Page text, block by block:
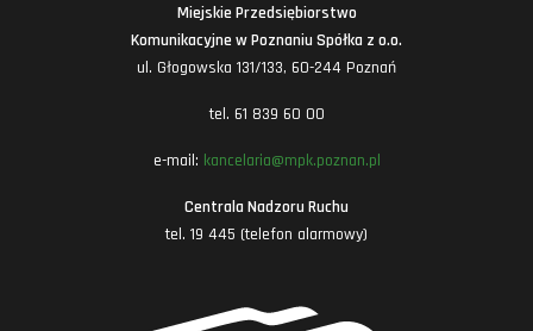
Miejskie Przedsiębiorstwo
Komunikacyjne w Poznaniu Spółka z o.o.
ul. Głogowska 131/133, 60-244 Poznań
tel. 61 839 60 00
e-mail: kancelaria@mpk.poznan.pl
Centrala Nadzoru Ruchu
tel. 19 445 (telefon alarmowy)